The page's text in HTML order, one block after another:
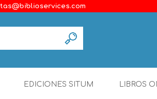
EDICIONES SITUM LIBROS